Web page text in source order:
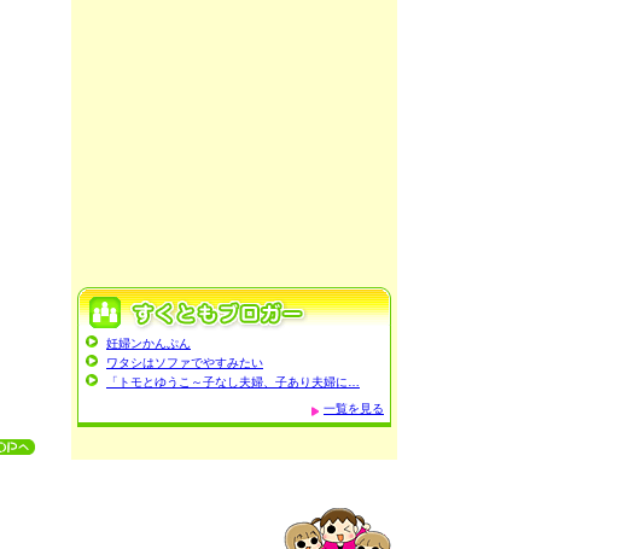
妊婦ンかんぷん
ワタシはソファでやすみたい
「トモとゆうこ～子なし夫婦、子あり夫婦に…
一覧を見る